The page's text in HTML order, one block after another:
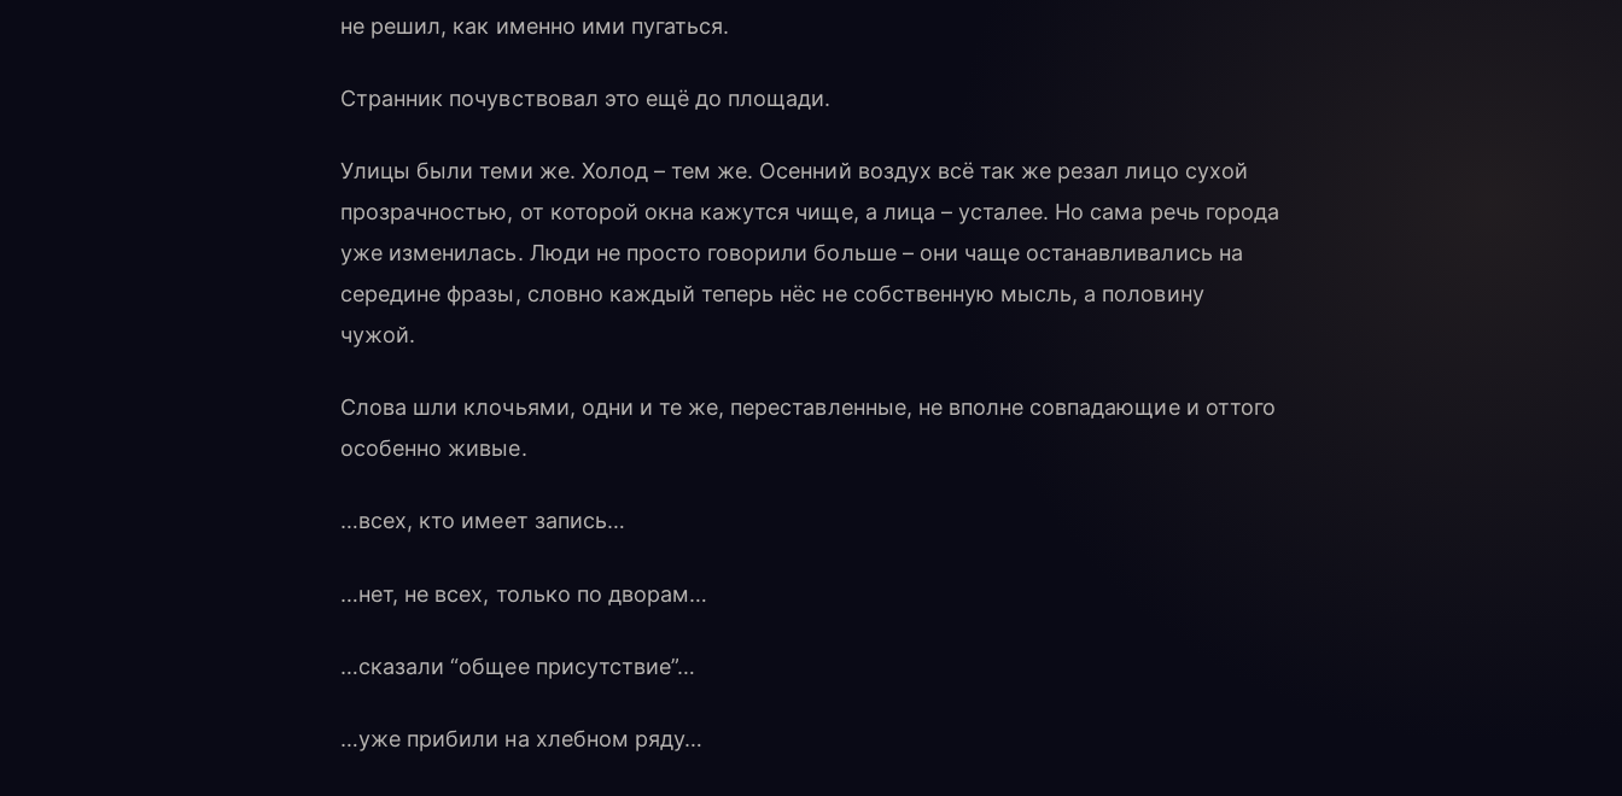
не решил, как именно ими пугаться.
Странник почувствовал это ещё до площади.
Улицы были теми же. Холод – тем же. Осенний воздух всё так же резал лицо сухой
прозрачностью, от которой окна кажутся чище, а лица – усталее. Но сама речь города
уже изменилась. Люди не просто говорили больше – они чаще останавливались на
середине фразы, словно каждый теперь нёс не собственную мысль, а половину
чужой.
Слова шли клочьями, одни и те же, переставленные, не вполне совпадающие и оттого
особенно живые.
…всех, кто имеет запись…
…нет, не всех, только по дворам…
…сказали “общее присутствие”…
…уже прибили на хлебном ряду…